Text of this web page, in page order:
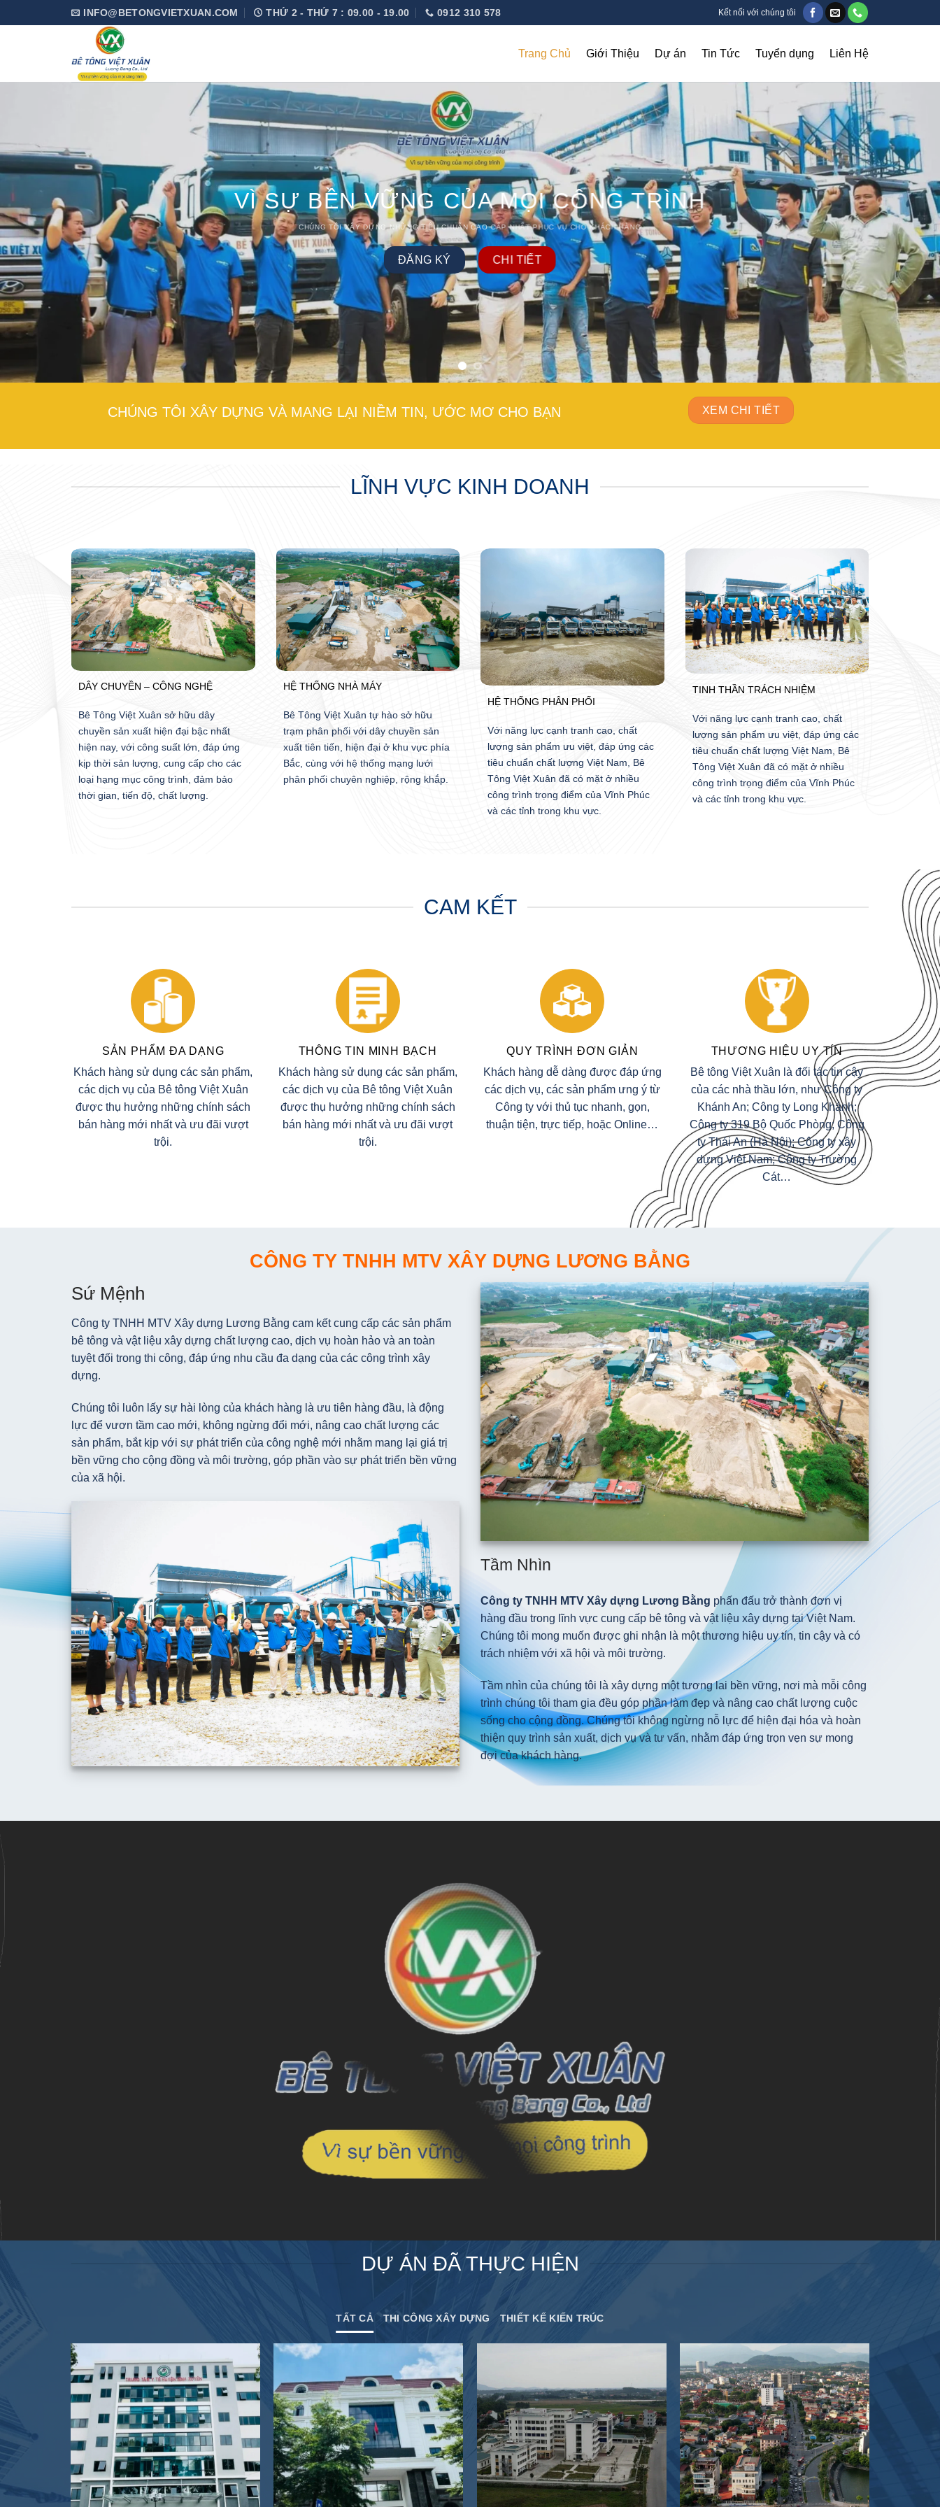
to
INFO@BETONGVIETXUAN.COM THỨ 2 - THỨ 7 : 09.00 - 19.00 0912 310 578 Kết nối với chúng tôi
Trang Chủ Giới Thiệu Dự án Tin Tức Tuyển dụng Liên Hệ
VÌ SỰ BỀN VỮNG CỦA MỌI CÔNG TRÌNH
CHÚNG TÔI XÂY DỰNG NHỮNG TIÊU CHUẨN CAO CẤP NHẤT PHỤC VỤ CHO KHÁCH HÀNG
ĐĂNG KÝ CHI TIẾT
CHÚNG TÔI XÂY DỰNG VÀ MANG LẠI NIỀM TIN, ƯỚC MƠ CHO BẠN XEM CHI TIẾT
LĨNH VỰC KINH DOANH
DÂY CHUYỀN – CÔNG NGHỆ
Bê Tông Việt Xuân sở hữu dây
chuyền sản xuất hiện đại bậc nhất
hiện nay, với công suất lớn, đáp ứng
kịp thời sản lượng, cung cấp cho các
loại hạng mục công trình, đảm bảo
thời gian, tiến độ, chất lượng.
HỆ THỐNG NHÀ MÁY
Bê Tông Việt Xuân tự hào sở hữu
trạm phân phối với dây chuyền sản
xuất tiên tiến, hiện đại ở khu vực phía
Bắc, cùng với hệ thống mạng lưới
phân phối chuyên nghiệp, rộng khắp.
HỆ THỐNG PHÂN PHỐI
Với năng lực cạnh tranh cao, chất
lượng sản phẩm ưu việt, đáp ứng các
tiêu chuẩn chất lượng Việt Nam, Bê
Tông Việt Xuân đã có mặt ở nhiều
công trình trọng điểm của Vĩnh Phúc
và các tỉnh trong khu vực.
TINH THẦN TRÁCH NHIỆM
Với năng lực cạnh tranh cao, chất
lượng sản phẩm ưu việt, đáp ứng các
tiêu chuẩn chất lượng Việt Nam, Bê
Tông Việt Xuân đã có mặt ở nhiều
công trình trọng điểm của Vĩnh Phúc
và các tỉnh trong khu vực.
CAM KẾT
SẢN PHẨM ĐA DẠNG
Khách hàng sử dụng các sản phẩm,
các dịch vụ của Bê tông Việt Xuân
được thụ hưởng những chính sách
bán hàng mới nhất và ưu đãi vượt
trội.
THÔNG TIN MINH BẠCH
Khách hàng sử dụng các sản phẩm,
các dịch vụ của Bê tông Việt Xuân
được thụ hưởng những chính sách
bán hàng mới nhất và ưu đãi vượt
trội.
QUY TRÌNH ĐƠN GIẢN
Khách hàng dễ dàng được đáp ứng
các dịch vụ, các sản phẩm ưng ý từ
Công ty với thủ tục nhanh, gọn,
thuận tiện, trực tiếp, hoặc Online…
THƯƠNG HIỆU UY TÍN
Bê tông Việt Xuân là đối tác tin cậy
của các nhà thầu lớn, như Công ty
Khánh An; Công ty Long Khánh;
Công ty 319 Bộ Quốc Phòng; Công
ty Thái An (Hà Nội); Công ty xây
dựng Việt Nam; Công ty Trường
Cát…
CÔNG TY TNHH MTV XÂY DỰNG LƯƠNG BẰNG
Sứ Mệnh
Công ty TNHH MTV Xây dựng Lương Bằng cam kết cung cấp các sản phẩm
bê tông và vật liệu xây dựng chất lượng cao, dịch vụ hoàn hảo và an toàn
tuyệt đối trong thi công, đáp ứng nhu cầu đa dạng của các công trình xây
dựng.
Chúng tôi luôn lấy sự hài lòng của khách hàng là ưu tiên hàng đầu, là động
lực để vươn tầm cao mới, không ngừng đổi mới, nâng cao chất lượng các
sản phẩm, bắt kịp với sự phát triển của công nghệ mới nhằm mang lại giá trị
bền vững cho cộng đồng và môi trường, góp phần vào sự phát triển bền vững
của xã hội.
Tầm Nhìn
Công ty TNHH MTV Xây dựng Lương Bằng phấn đấu trở thành đơn vị
hàng đầu trong lĩnh vực cung cấp bê tông và vật liệu xây dựng tại Việt Nam.
Chúng tôi mong muốn được ghi nhận là một thương hiệu uy tín, tin cậy và có
trách nhiệm với xã hội và môi trường.
Tầm nhìn của chúng tôi là xây dựng một tương lai bền vững, nơi mà mỗi công
trình chúng tôi tham gia đều góp phần làm đẹp và nâng cao chất lượng cuộc
sống cho cộng đồng. Chúng tôi không ngừng nỗ lực để hiện đại hóa và hoàn
thiện quy trình sản xuất, dịch vụ và tư vấn, nhằm đáp ứng trọn vẹn sự mong
đợi của khách hàng.
DỰ ÁN ĐÃ THỰC HIỆN
TẤT CẢ THI CÔNG XÂY DỰNG THIẾT KẾ KIẾN TRÚC